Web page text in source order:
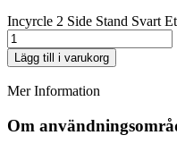
Incyrcle 2 Side Stand Svart
Lägg till i varukorg
Mer Information
Om